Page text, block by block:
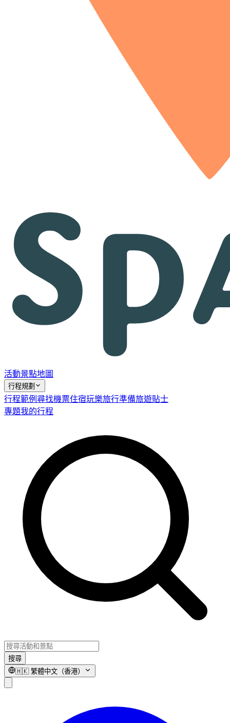
活動景點地圖
行程規劃
行程範例 尋找機票住宿玩樂旅行準備旅遊貼士
專題我的行程
搜尋
🇭🇰 繁體中文（香港）